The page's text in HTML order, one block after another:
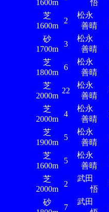
1600m
悟
芝
1600m
2
松永
善晴
砂
1700m
3
松永
善晴
芝
1800m
6
松永
善晴
芝
2000m
22
松永
善晴
芝
2000m
4
松永
善晴
芝
1900m
5
松永
善晴
芝
1600m
5
松永
善晴
芝
2000m
2
武田
悟
砂
7
武田